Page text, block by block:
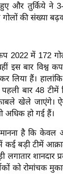
और तुर्किये ने
की संख्या
2022 में 172
इस बार विश्व
हैं। हालांकि
बार 48 टीमें
खेले जाएंगे।
अधिक हो गई हैं।
है कि केवल
कई बड़ी टीमें
शानदार
को रोमांचक